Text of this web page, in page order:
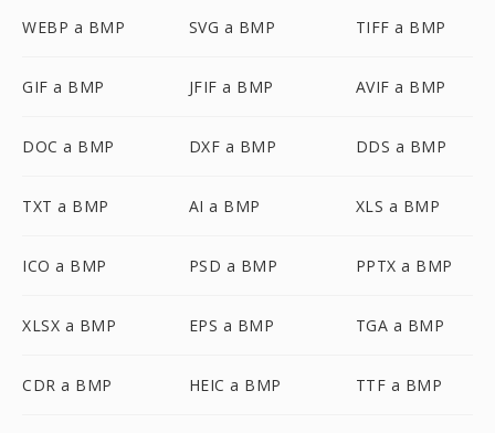
WEBP a BMP SVG a BMP TIFF a BMP
GIF a BMP JFIF a BMP AVIF a BMP
DOC a BMP DXF a BMP DDS a BMP
TXT a BMP AI a BMP XLS a BMP
ICO a BMP PSD a BMP PPTX a BMP
XLSX a BMP EPS a BMP TGA a BMP
CDR a BMP HEIC a BMP TTF a BMP